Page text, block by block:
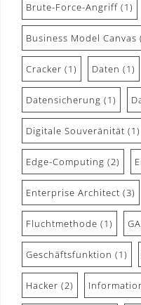
Brute-Force-Angriff (1)
Business Model Canvas
Cracker (1) Daten (1)
Datensicherung (1)
Digitale Souveränität (1)
Edge-Computing (2)
Enterprise Architect (3)
Fluchtmethode (1)
Geschäftsfunktion (1)
Hacker (2)